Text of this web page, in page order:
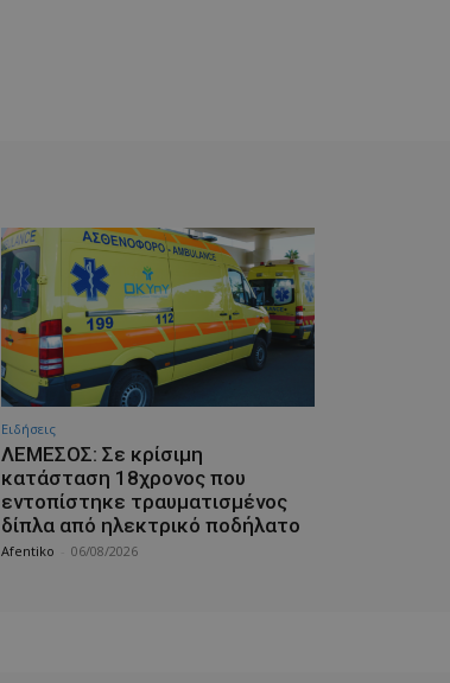
Ειδήσεις
ΛΕΜΕΣΟΣ: Σε κρίσιμη
κατάσταση 18χρονος που
εντοπίστηκε τραυματισμένος
δίπλα από ηλεκτρικό ποδήλατο
Afentiko 06/08/2026